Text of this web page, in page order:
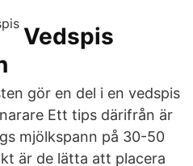
Vedspis
gör en del i en vedspis
Ett tips därifrån är
mjölkspann på 30-50
är de lätta att placera